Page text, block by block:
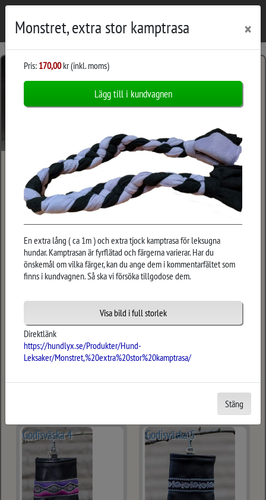
Produkter -
Leksaker
Belöningskudde
95 kr
Godisväska 1
185 kr
Godisväska 2 Godisväska 3
Godisväska 4 Godisväska 5
Monstret, extra stor kamptrasa ×
Pris: 170,00kr (inkl. moms)
Lägg till i kundvagnen
En extra lång ( ca 1m ) och extra tjock kamptrasa för leksugna
hundar. Kamptrasan är fyrflätad och färgerna varierar. Har du
önskemål om vilka färger, kan du ange dem i kommentarfältet som
finns i kundvagnen. Så ska vi försöka tillgodose dem.
Visa bild i full storlek
Direktlänk
https://hundlyx.se/Produkter/Hund-
Leksaker/Monstret,%20extra%20stor%20kamptrasa/
Stäng